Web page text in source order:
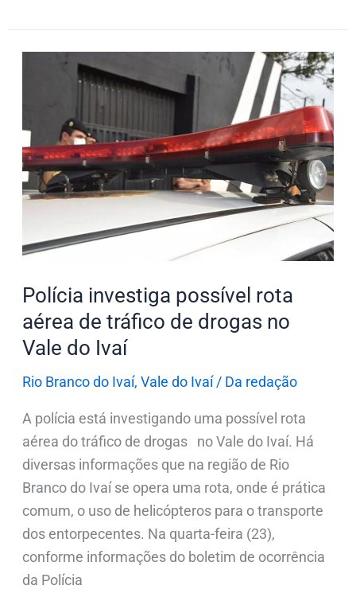
Polícia investiga possível rota
aérea de tráfico de drogas no
Vale do Ivaí
Rio Branco do Ivaí, Vale do Ivaí/ Da redação
A polícia está investigando uma possível rota
aérea do tráfico de drogas no Vale do Ivaí. Há
diversas informações que na região de Rio
Branco do Ivaí se opera uma rota, onde é prática
comum, o uso de helicópteros para o transporte
dos entorpecentes. Na quarta-feira (23),
conforme informações do boletim de ocorrência
da Polícia
rota
aérea
de
tráfico
drogas
Vale
do
Ivaí